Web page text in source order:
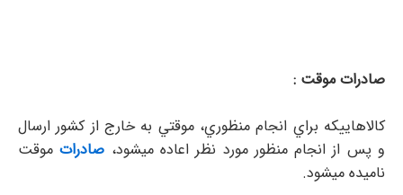
صادرات موقت :
كالاهاييكه براي انجام منظوري، موقتي به خارج از كشور ارسال
و پس از انجام منظور مورد نظر اعاده ميشود، صادراتموقت
ناميده ميشود.